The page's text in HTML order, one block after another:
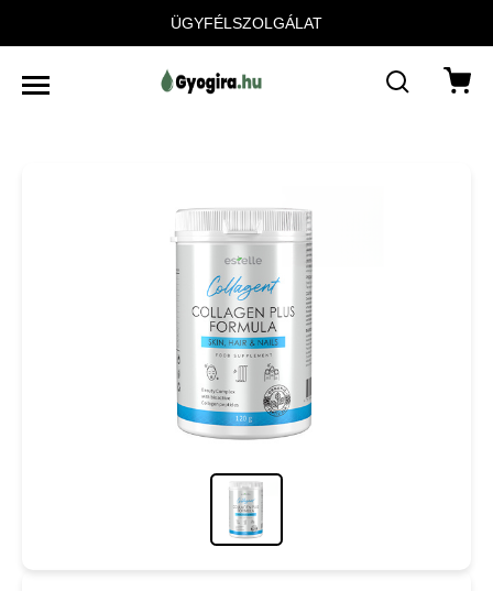
ÜGYFÉLSZOLGÁLAT